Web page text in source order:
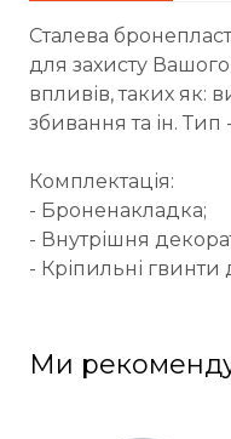
Сталева
для захисту
впливів, таких як:
збивання та ін. Тип
Комплектація:
- Броненакладка;
- Внутрішня
- Кріпильні
Ми